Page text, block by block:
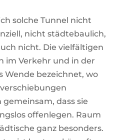
solche Tunnel nicht
nicht städtebaulich,
nicht. Die vielfältigen
im Verkehr und in der
Wende bezeichnet, wo
dass sie
offenlegen. Raum
ganz besonders.